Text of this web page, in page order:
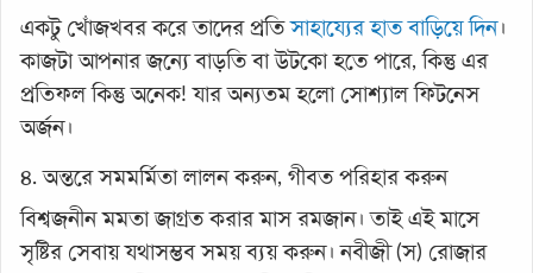
একটু খোঁজখবর করে তাদের প্রতিসাহায্যের হাত বাড়িয়ে দিন।
কাজটা আপনার জন্যে বাড়তি বা উটকো হতে পারে, কিন্তু এর
প্রতিফল কিন্তু অনেক! যার অন্যতম হলো সোশ্যাল ফিটনেস
অর্জন।
৪. অন্তরে সমমর্মিতা লালন করুন, গীবত পরিহার করুন
বিশ্বজনীন মমতা জাগ্রত করার মাস রমজান। তাই এই মাসে
সৃষ্টির সেবায় যথাসম্ভব সময় ব্যয় করুন। নবীজী (স) রোজার